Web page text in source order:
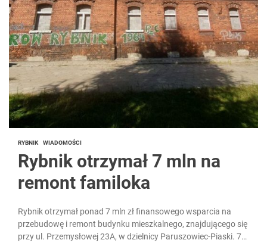
RYBNIK WIADOMOŚCI
Rybnik otrzymał 7 mln na
remont familoka
Rybnik otrzymał ponad 7 mln zł finansowego wsparcia na
przebudowę i remont budynku mieszkalnego, znajdującego się
przy ul. Przemysłowej 23A, w dzielnicy Paruszowiec-Piaski. 7